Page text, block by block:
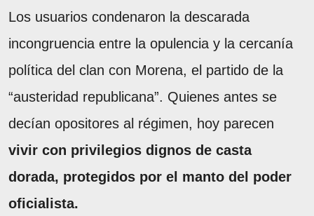
Los usuarios condenaron la descarada
incongruencia entre la opulencia y la cercanía
política del clan con Morena, el partido de la
“austeridad republicana”. Quienes antes se
decían opositores al régimen, hoy parecen
vivir con privilegios dignos de casta
dorada, protegidos por el manto del poder
oficialista.